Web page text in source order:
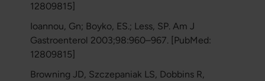
12809815]
Ioannou, Gn; Boyko, ES.; Less, SP. Am J
Gastroenterol 2003;98:960–967. [PubMed:
12809815]
Browning JD, Szczepaniak LS, Dobbins R,